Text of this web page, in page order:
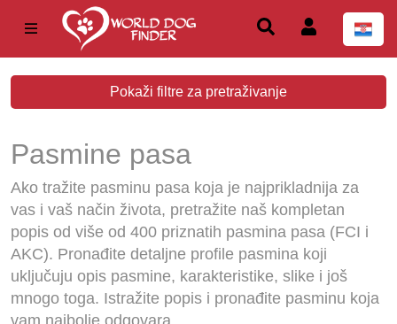
Pokaži filtre za pretraživanje
Pasmine pasa
Ako tražite pasminu pasa koja je najprikladnija za
vas i vaš način života, pretražite naš kompletan
popis od više od 400 priznatih pasmina pasa (FCI i
AKC). Pronađite detaljne profile pasmina koji
uključuju opis pasmine, karakteristike, slike i još
mnogo toga. Istražite popis i pronađite pasminu koja
vam najbolje odgovara.